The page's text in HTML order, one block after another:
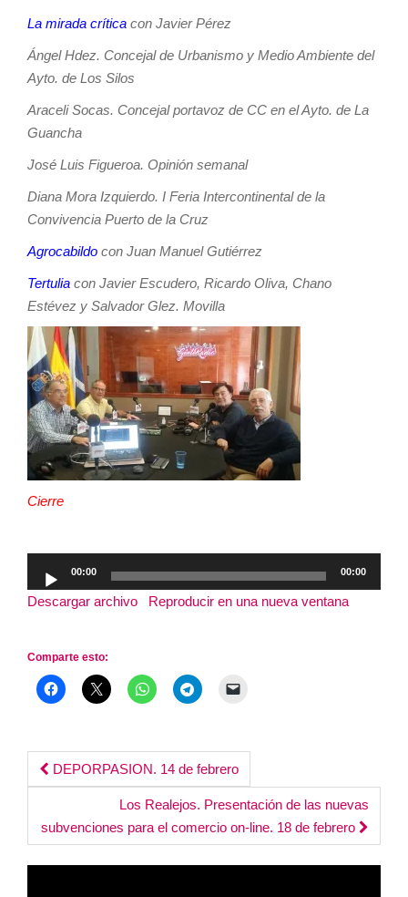
La mirada crítica con Javier Pérez
Ángel Hdez. Concejal de Urbanismo y Medio Ambiente del
Ayto. de Los Silos
Araceli Socas. Concejal portavoz de CC en el Ayto. de La
Guancha
José Luis Figueroa. Opinión semanal
Diana Mora Izquierdo. I Feria Intercontinental de la
Convivencia Puerto de la Cruz
Agrocabildo con Juan Manuel Gutiérrez
Tertulia con Javier Escudero, Ricardo Oliva, Chano
Estévez y Salvador Glez. Movilla
Cierre
de
audio
00:00 00:00
Descargar archivo Reproducir en una nueva ventana
Comparte esto:
Post
navigation
DEPORPASION. 14 de febrero
Los Realejos. Presentación de las nuevas
subvenciones para el comercio on-line. 18 de febrero